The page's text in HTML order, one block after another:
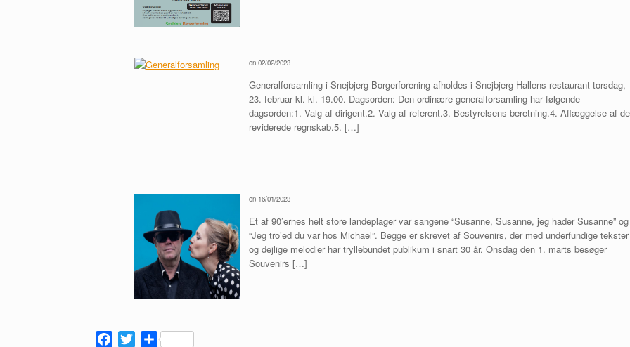
on 02/02/2023
Generalforsamling i Snejbjerg Borgerforening afholdes i Snejbjerg Hallens restaurant torsdag,
23. februar kl. kl. 19.00. Dagsorden: Den ordinære generalforsamling har følgende
dagsorden:1. Valg af dirigent.2. Valg af referent.3. Bestyrelsens beretning.4. Aflæggelse af
reviderede regnskab.5. […]
on 16/01/2023
Et af 90’ernes helt store landeplager var sangene “Susanne, Susanne, jeg hader Susanne” og
“Jeg tro’ed du var hos Michael”. Begge er skrevet af Souvenirs, der med underfundige tekster
og dejlige melodier har tryllebundet publikum i snart 30 år. Onsdag den 1. marts besøger
Souvenirs […]
S